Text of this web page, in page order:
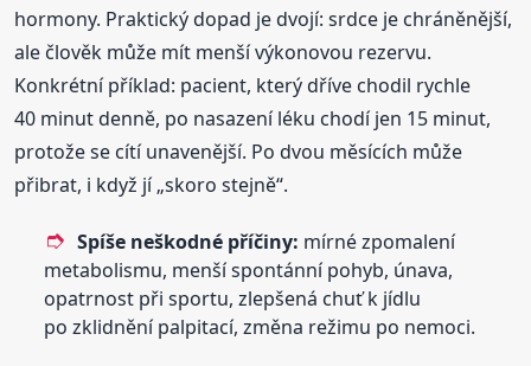
hormony. Praktický dopad je dvojí: srdce je chráněnější,
ale člověk může mít menší výkonovou rezervu.
Konkrétní příklad: pacient, který dříve chodil rychle
40 minut denně, po nasazení léku chodí jen 15 minut,
protože se cítí unavenější. Po dvou měsících může
přibrat, i když jí „skoro stejně“.
Spíše neškodné příčiny: mírné zpomalení
metabolismu, menší spontánní pohyb, únava,
opatrnost při sportu, zlepšená chuť k jídlu
po zklidnění palpitací, změna režimu po nemoci.